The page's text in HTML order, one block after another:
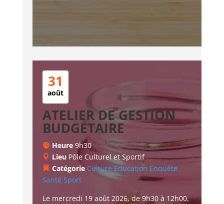
31
août
ATELIER DE GESTION
BUDGETAIRE
Heure 9h30
Lieu Pôle Culturel et Sportif
Catégorie Culture Education Enquête
Santé Sport
Le mercredi 19 août 2026, de 9h30 à 12h00,